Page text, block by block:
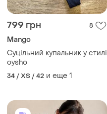
799 грн 8
Mango
Суцільний купальник у стилі
oysho
34 / XS / 42 и еще 1